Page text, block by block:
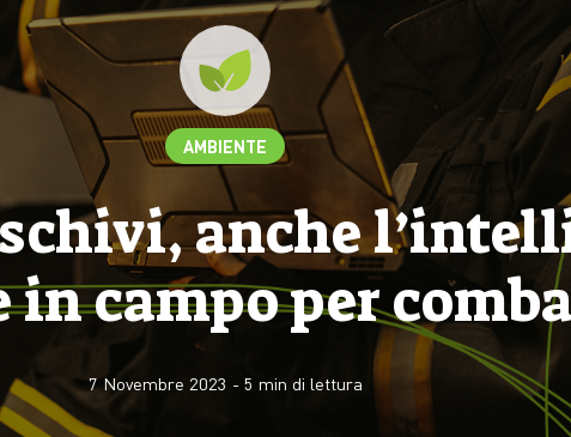
AMBIENTE
anche
campo per
7 Novembre 2023 - 5 min di lettura